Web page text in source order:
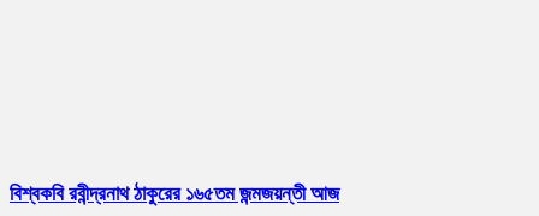
বিশ্বকবি রবীন্দ্রনাথ ঠাকুরের ১৬৫তম জন্মজয়ন্তী আজ